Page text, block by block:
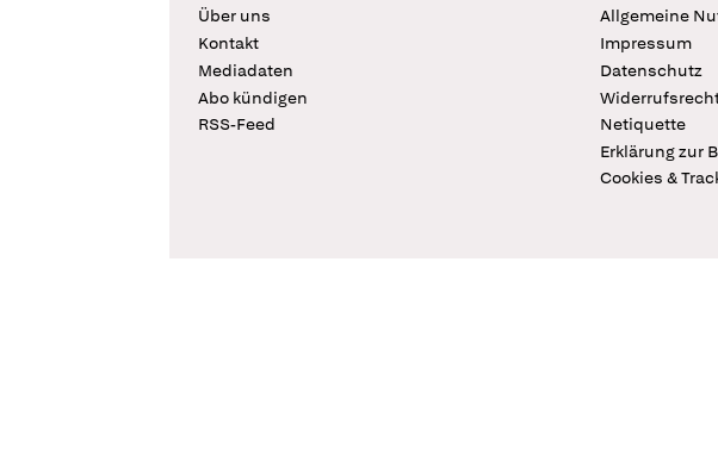
Über uns
Kontakt
Mediadaten
Abo kündigen
RSS-Feed
Allgemeine
Impressum
Datenschutz
Netiquette
Erklärung zur
Cookies &